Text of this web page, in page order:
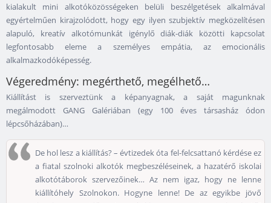
kialakult mini alkotóközösségeken belüli beszélgetések alkalmával
egyértelműen kirajzolódott, hogy egy ilyen szubjektív megközelítésen
alapuló, kreatív alkotómunkát igénylő diák-diák közötti kapcsolat
legfontosabb eleme a személyes empátia, az emocionális
alkalmazkodóképesség.
Végeredmény: megérthető, megélhető…
Kiállítást is szerveztünk a képanyagnak, a saját magunknak
megálmodott GANG Galériában (egy 100 éves társasház ódon
lépcsőházában)…
De hol lesz a kiállítás? – évtizedek óta fel-felcsattanó kérdése ez
a fiatal szolnoki alkotók megbeszéléseinek, a hazatérő iskolai
alkotótáborok szervezőinek… Az nem igaz, hogy ne lenne
kiállítóhely Szolnokon. Hogyne lenne! De az egyikbe jövő